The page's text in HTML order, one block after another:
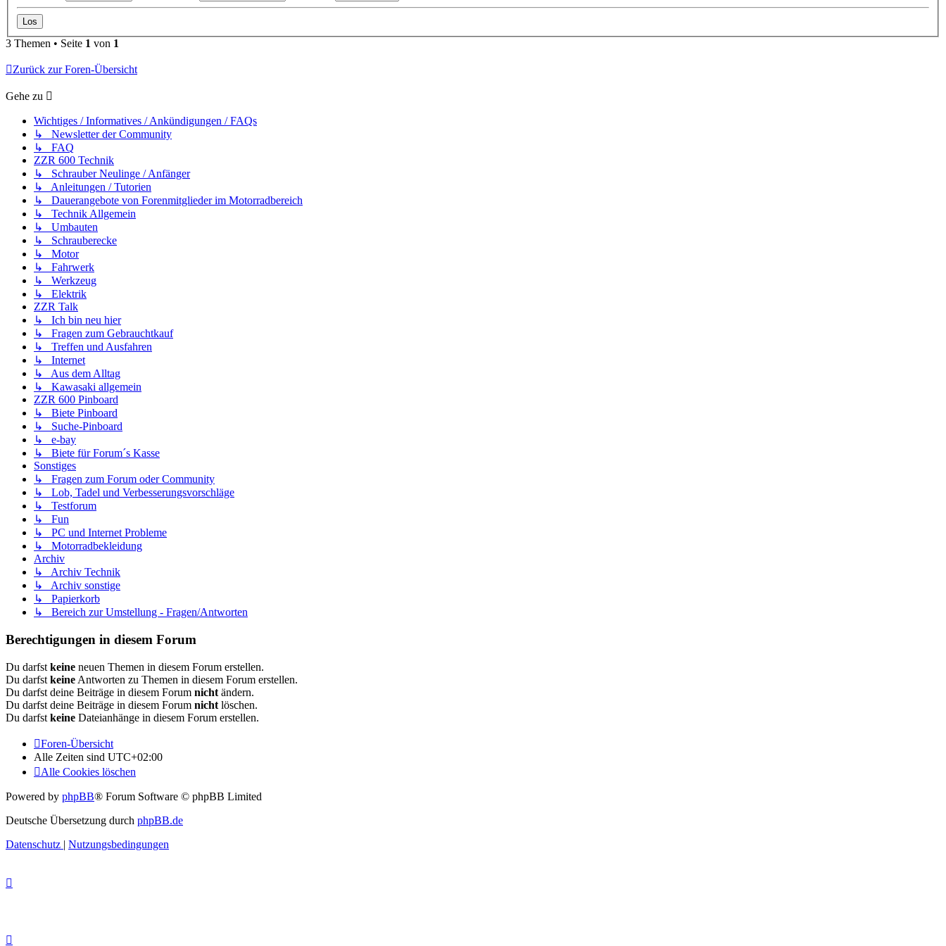
3 Themen • Seite 1 von 1
Zurück zur Foren-Übersicht
Gehe zu
Wichtiges / Informatives / Ankündigungen / FAQs
↳ Newsletter der Community
↳ FAQ
ZZR 600 Technik
↳ Schrauber Neulinge / Anfänger
↳ Anleitungen / Tutorien
↳ Dauerangebote von Forenmitglieder im Motorradbereich
↳ Technik Allgemein
↳ Umbauten
↳ Schrauberecke
↳ Motor
↳ Fahrwerk
↳ Werkzeug
↳ Elektrik
ZZR Talk
↳ Ich bin neu hier
↳ Fragen zum Gebrauchtkauf
↳ Treffen und Ausfahren
↳ Internet
↳ Aus dem Alltag
↳ Kawasaki allgemein
ZZR 600 Pinboard
↳ Biete Pinboard
↳ Suche-Pinboard
↳ e-bay
↳ Biete für Forum´s Kasse
Sonstiges
↳ Fragen zum Forum oder Community
↳ Lob, Tadel und Verbesserungsvorschläge
↳ Testforum
↳ Fun
↳ PC und Internet Probleme
↳ Motorradbekleidung
Archiv
↳ Archiv Technik
↳ Archiv sonstige
↳ Papierkorb
↳ Bereich zur Umstellung - Fragen/Antworten
Berechtigungen in diesem Forum
Du darfst keine neuen Themen in diesem Forum erstellen.
Du darfst keine Antworten zu Themen in diesem Forum erstellen.
Du darfst deine Beiträge in diesem Forum nicht ändern.
Du darfst deine Beiträge in diesem Forum nicht löschen.
Du darfst keine Dateianhänge in diesem Forum erstellen.
Foren-Übersicht
Alle Zeiten sind UTC+02:00
Alle Cookies löschen
Powered by phpBB® Forum Software © phpBB Limited
Deutsche Übersetzung durch phpBB.de
Datenschutz | Nutzungsbedingungen